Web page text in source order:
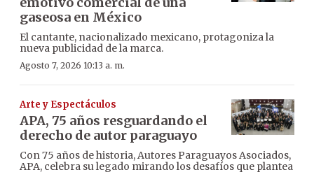
gaseosa en México
El cantante, nacionalizado mexicano, protagoniza la
nueva publicidad de la marca.
Agosto 7, 2026 10:13 a. m.
Arte y Espectáculos
APA, 75 años resguardando el
derecho de autor paraguayo
Con 75 años de historia, Autores Paraguayos Asociados,
APA, celebra su legado mirando los desafíos que plantea